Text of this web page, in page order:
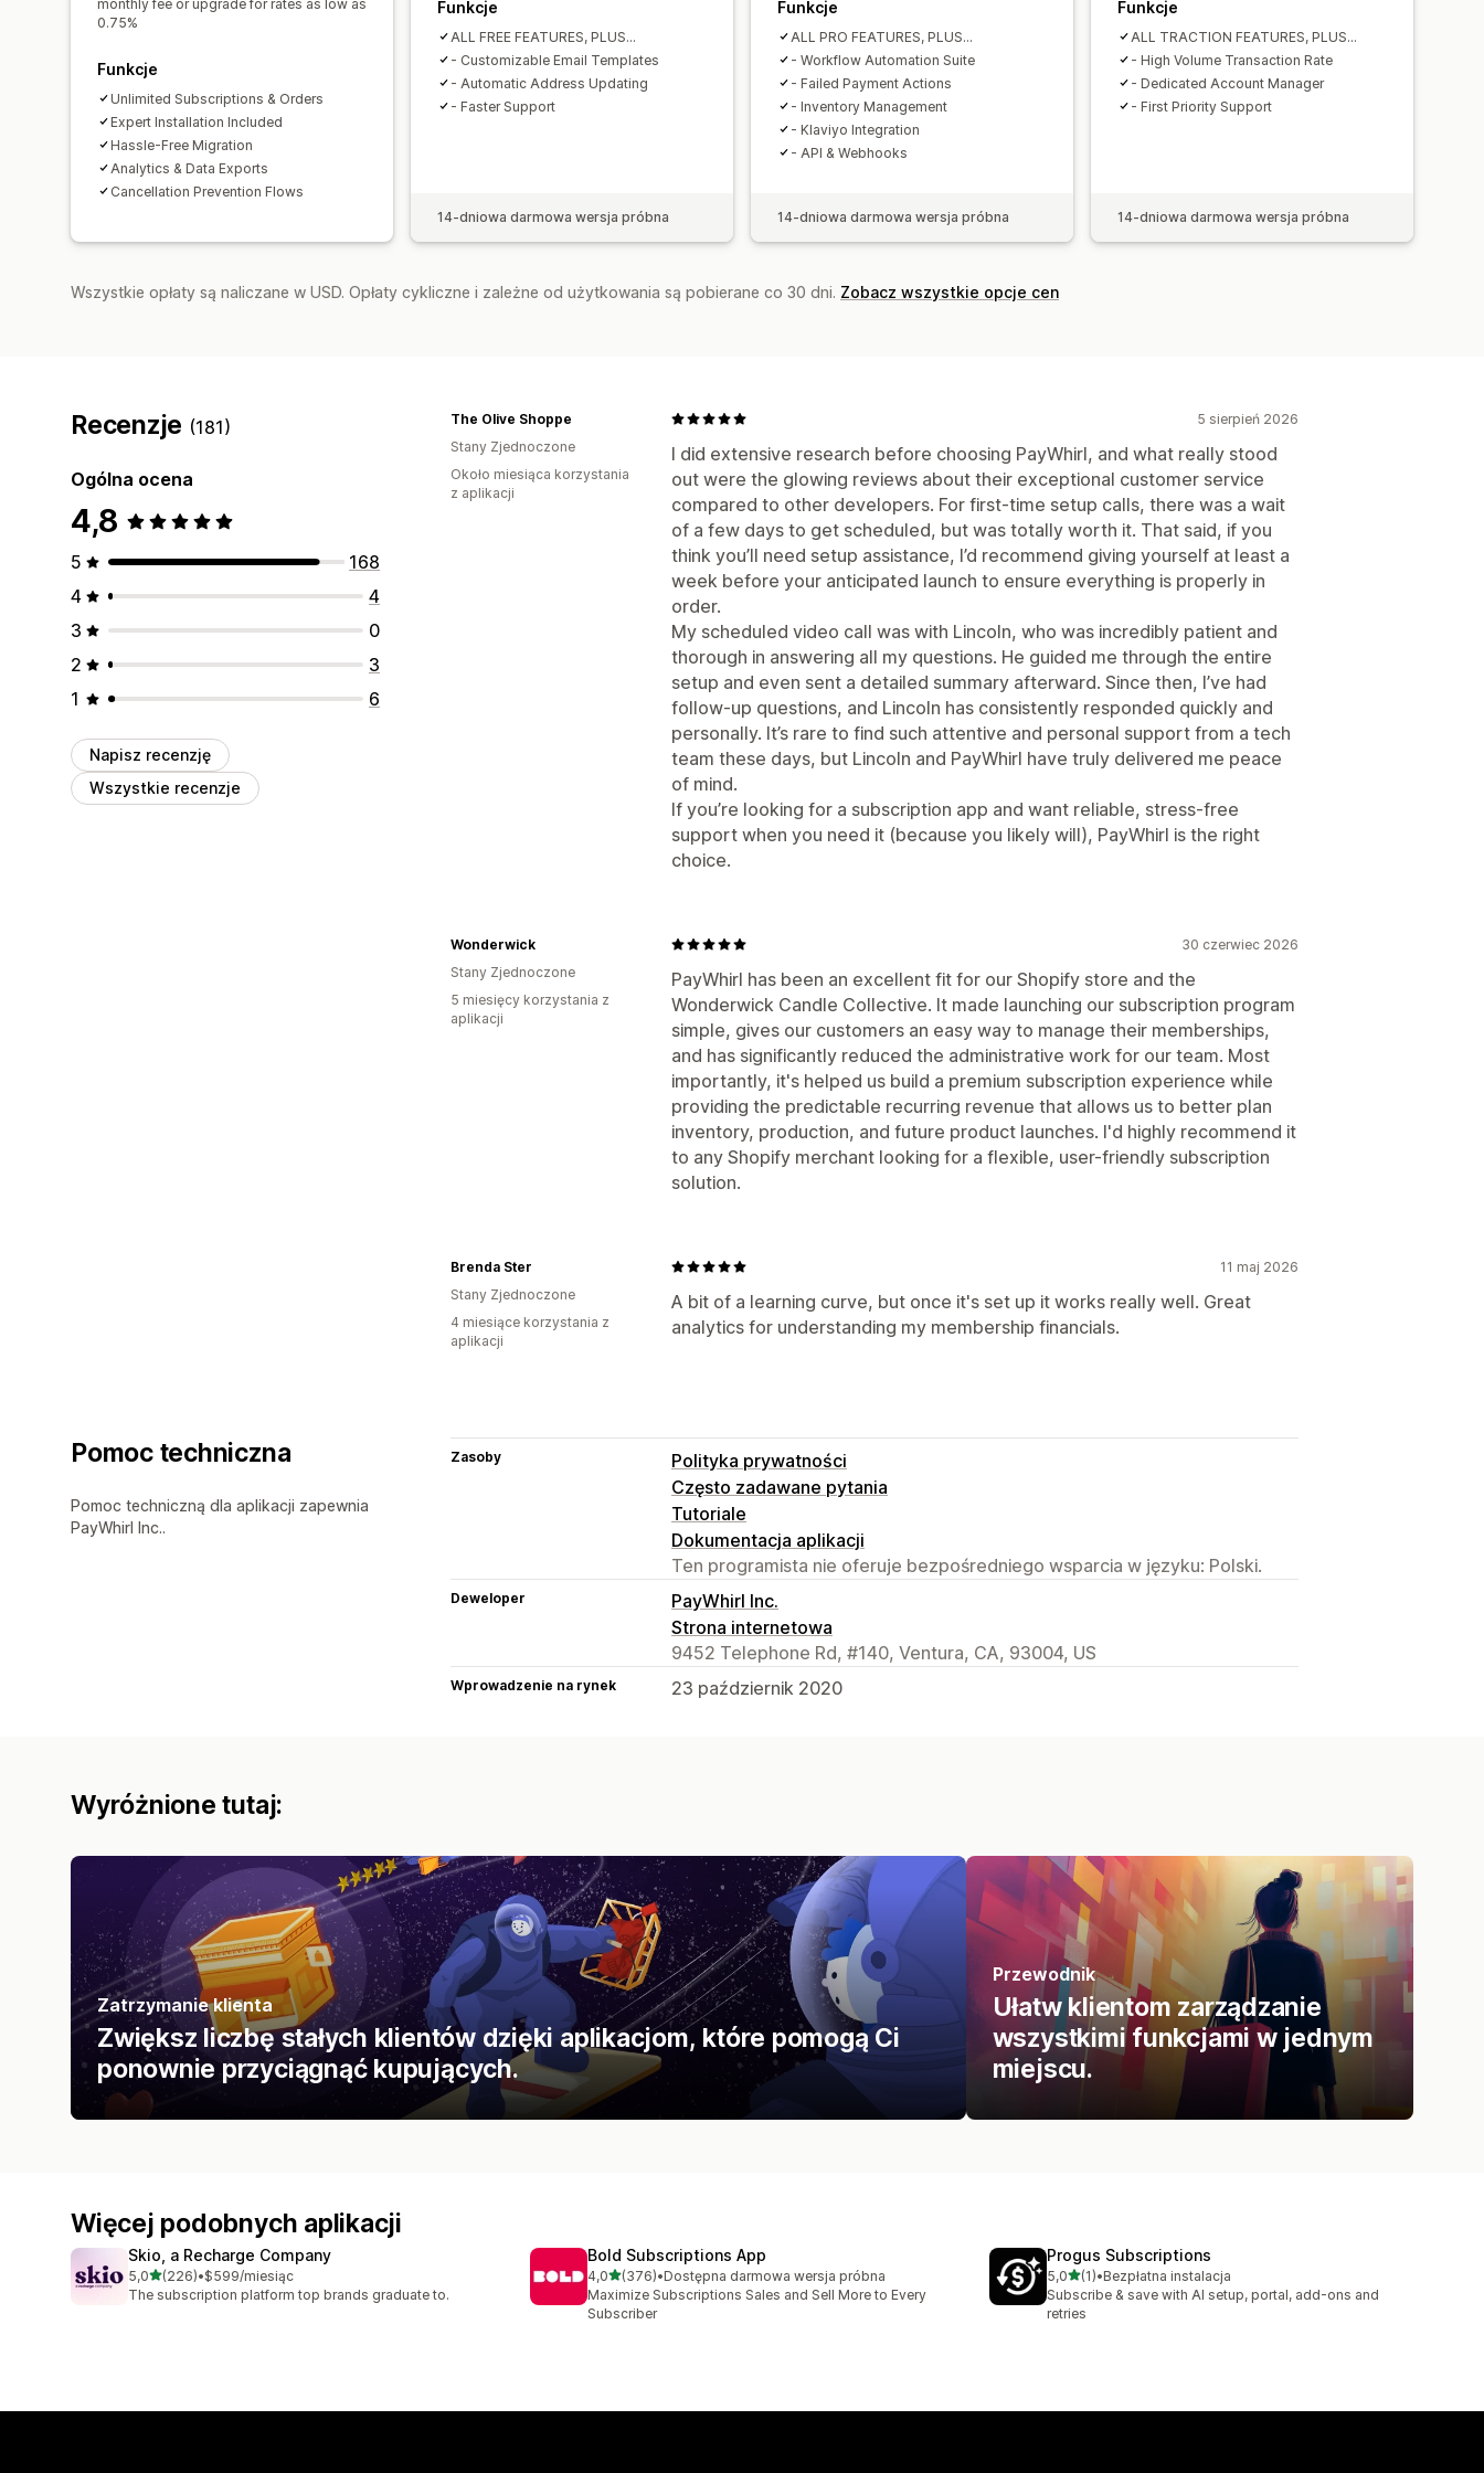
monthly fee or upgrade for rates as low as
0.75%
Funkcje
Unlimited Subscriptions & Orders
Expert Installation Included
Hassle-Free Migration
Analytics & Data Exports
Cancellation Prevention Flows
Funkcje
ALL FREE FEATURES, PLUS...
- Customizable Email Templates
- Automatic Address Updating
- Faster Support
14-dniowa darmowa wersja próbna
Funkcje
ALL PRO FEATURES, PLUS...
- Workflow Automation Suite
- Failed Payment Actions
- Inventory Management
- Klaviyo Integration
- API & Webhooks
14-dniowa darmowa wersja próbna
Funkcje
ALL TRACTION FEATURES, PLUS...
- High Volume Transaction Rate
- Dedicated Account Manager
- First Priority Support
14-dniowa darmowa wersja próbna
Wszystkie opłaty są naliczane w USD. Opłaty cykliczne i zależne od użytkowania są pobierane co 30 dni. Zobacz wszystkie opcje cen
Recenzje (181)
Ogólna ocena
4,8
5
168
4
4
3
0
2
3
1
6
Napisz recenzję
Wszystkie recenzje
5 sierpień 2026
I did extensive research before choosing PayWhirl, and what really stood
out were the glowing reviews about their exceptional customer service
compared to other developers. For first-time setup calls, there was a wait
of a few days to get scheduled, but was totally worth it. That said, if you
think you’ll need setup assistance, I’d recommend giving yourself at least a
week before your anticipated launch to ensure everything is properly in
order.
My scheduled video call was with Lincoln, who was incredibly patient and
thorough in answering all my questions. He guided me through the entire
setup and even sent a detailed summary afterward. Since then, I’ve had
follow-up questions, and Lincoln has consistently responded quickly and
personally. It’s rare to find such attentive and personal support from a tech
team these days, but Lincoln and PayWhirl have truly delivered me peace
of mind.
If you’re looking for a subscription app and want reliable, stress-free
support when you need it (because you likely will), PayWhirl is the right
choice.
The Olive Shoppe
Stany Zjednoczone
Około miesiąca korzystania
z aplikacji
30 czerwiec 2026
PayWhirl has been an excellent fit for our Shopify store and the
Wonderwick Candle Collective. It made launching our subscription program
simple, gives our customers an easy way to manage their memberships,
and has significantly reduced the administrative work for our team. Most
importantly, it's helped us build a premium subscription experience while
providing the predictable recurring revenue that allows us to better plan
inventory, production, and future product launches. I'd highly recommend it
to any Shopify merchant looking for a flexible, user-friendly subscription
solution.
Wonderwick
Stany Zjednoczone
5 miesięcy korzystania z
aplikacji
11 maj 2026
A bit of a learning curve, but once it's set up it works really well. Great
analytics for understanding my membership financials.
Brenda Ster
Stany Zjednoczone
4 miesiące korzystania z
aplikacji
Pomoc techniczna
Pomoc techniczną dla aplikacji zapewnia
PayWhirl Inc..
Zasoby
Polityka prywatności
Często zadawane pytania
Tutoriale
Dokumentacja aplikacji
Ten programista nie oferuje bezpośredniego wsparcia w języku: Polski.
Deweloper
PayWhirl Inc.
Strona internetowa
9452 Telephone Rd, #140, Ventura, CA, 93004, US
Wprowadzenie na rynek 23 październik 2020
Wyróżnione tutaj:
Zatrzymanie klienta
Zwiększ liczbę stałych klientów dzięki aplikacjom, które pomogą Ci
ponownie przyciągnąć kupujących.
Przewodnik
Ułatw klientom zarządzanie
wszystkimi funkcjami w jednym
miejscu.
Więcej podobnych aplikacji
Skio, a Recharge Company
5,0na 5 gwiazdek
(226)
Łączna liczba recenzji: 226
•$599/miesiąc
The subscription platform top brands graduate to.
Bold Subscriptions App
4,0na 5 gwiazdek
(376)
Łączna liczba recenzji: 376
•Dostępna darmowa wersja próbna
Maximize Subscriptions Sales and Sell More to Every
Subscriber
Progus Subscriptions
5,0na 5 gwiazdek
(1)
Łączna liczba recenzji: 1
•Bezpłatna instalacja
Subscribe & save with AI setup, portal, add-ons and
retries